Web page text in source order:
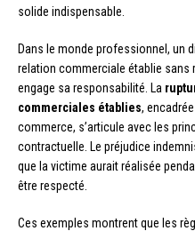
solide indispensable.
Dans le monde professionnel, un
relation commerciale établie sans
engage sa responsabilité. La
commerciales établies,
commerce, s’articule avec les
contractuelle. Le préjudice
que la victime aurait réalisée
être respecté.
Ces exemples montrent que les